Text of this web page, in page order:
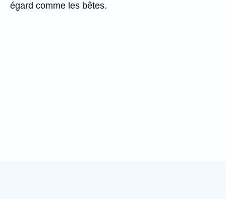
égard comme les bêtes.